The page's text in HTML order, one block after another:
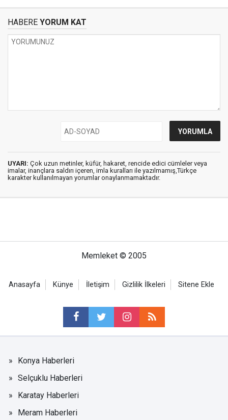
HABERE YORUM KAT
UYARI: Çok uzun metinler, küfür, hakaret, rencide edici cümleler veya
imalar, inançlara saldırı içeren, imla kuralları ile yazılmamış,Türkçe
karakter kullanılmayan yorumlar onaylanmamaktadır.
Memleket © 2005
Anasayfa Künye İletişim Gizlilik İlkeleri Sitene Ekle
Konya Haberleri
Selçuklu Haberleri
Karatay Haberleri
Meram Haberleri